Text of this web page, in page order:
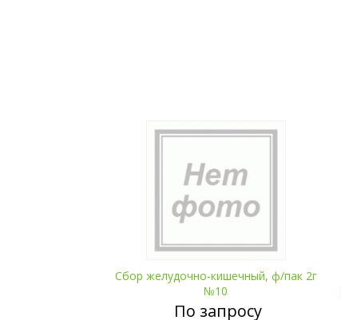
Сбор желудочно-кишечный, ф/пак 2г
№10
По запросу
Оставить заявку